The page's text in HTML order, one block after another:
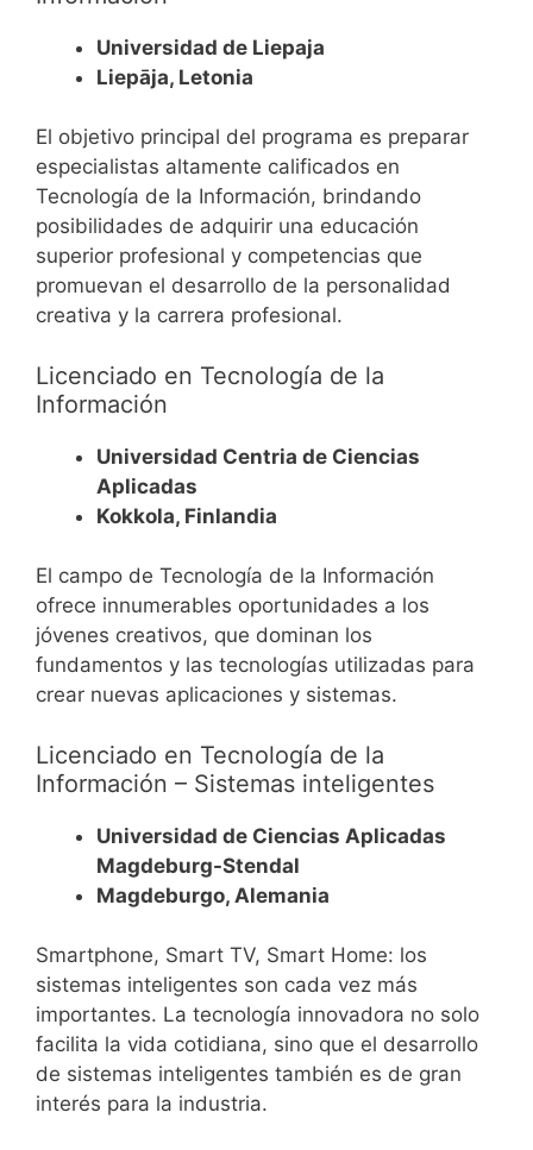
Universidad de Liepaja
Liepāja, Letonia
El objetivo principal del programa es preparar
especialistas altamente calificados en
Tecnología de la Información, brindando
posibilidades de adquirir una educación
superior profesional y competencias que
promuevan el desarrollo de la personalidad
creativa y la carrera profesional.
Licenciado en Tecnología de la
Información
Universidad Centria de Ciencias
Aplicadas
Kokkola, Finlandia
El campo de Tecnología de la Información
ofrece innumerables oportunidades a los
jóvenes creativos, que dominan los
fundamentos y las tecnologías utilizadas para
crear nuevas aplicaciones y sistemas.
Licenciado en Tecnología de la
Información – Sistemas inteligentes
Universidad de Ciencias Aplicadas
Magdeburg-Stendal
Magdeburgo, Alemania
Smartphone, Smart TV, Smart Home: los
sistemas inteligentes son cada vez más
importantes. La tecnología innovadora no solo
facilita la vida cotidiana, sino que el desarrollo
de sistemas inteligentes también es de gran
interés para la industria.